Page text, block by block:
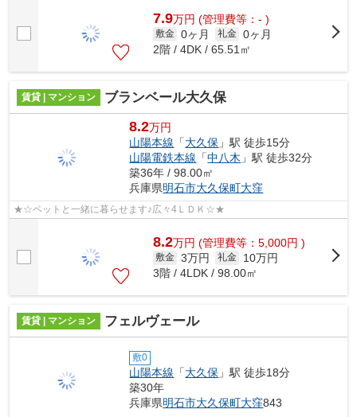
7.9万円 (管理費等：- )
敷金 0ヶ月 礼金 0ヶ月
2階 / 4DK / 65.51㎡
賃貸 | マンション ブランベール大久保
8.2万円
山陽本線 「大久保 」駅 徒歩15分
山陽電鉄本線 「中八木 」駅 徒歩32分
築36年 / 98.00㎡
兵庫県明石市大久保町大窪
★☆ペットと一緒に暮らせます♪広々4ＬＤＫ☆★
8.2万円 (管理費等：5,000円 )
敷金 3万円 礼金
10万円
3階 / 4LDK / 98.00㎡
賃貸 | マンション フェルヴェール
敷0
山陽本線 「大久保 」駅 徒歩18分
築30年
兵庫県明石市大久保町大窪843